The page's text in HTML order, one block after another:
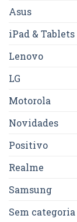
Asus
iPad & Tablets
Lenovo
LG
Motorola
Novidades
Positivo
Realme
Samsung
Sem categoria